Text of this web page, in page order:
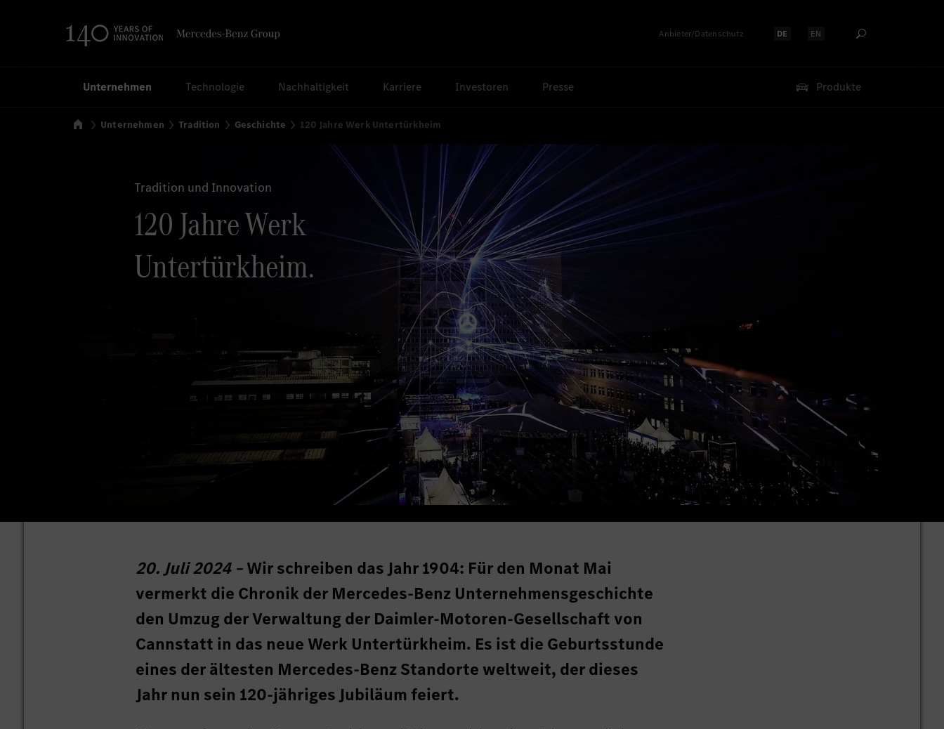
Anbieter/Datenschutz Sprache auswählen:
DE Sprache auswählen:
EN
Unternehmen Technologie Nachhaltigkeit Karriere Investoren Presse Produkte
Startseite
Unternehmen Tradition Geschichte 120 Jahre Werk Untertürkheim
Tradition und Innovation
120 Jahre Werk
Untertürkheim.
20. Juli 2024 –Wir schreiben das Jahr 1904: Für den Monat Mai
vermerkt die Chronik der Mercedes-Benz Unternehmensgeschichte
den Umzug der Verwaltung der Daimler-Motoren-Gesellschaft von
Cannstatt in das neue Werk Untertürkheim. Es ist die Geburtsstunde
eines der ältesten Mercedes-Benz Standorte weltweit, der dieses
Jahr nun sein 120-jähriges Jubiläum feiert.